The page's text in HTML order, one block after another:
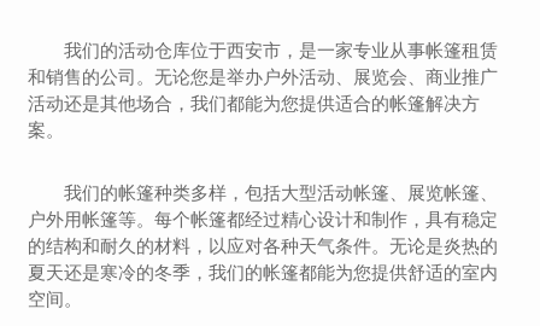
我们的活动仓库位于西安市，是一家专业从事帐篷租赁
和销售的公司。无论您是举办户外活动、展览会、商业推广
活动还是其他场合，我们都能为您提供适合的帐篷解决方
案。
我们的帐篷种类多样，包括大型活动帐篷、展览帐篷、
户外用帐篷等。每个帐篷都经过精心设计和制作，具有稳定
的结构和耐久的材料，以应对各种天气条件。无论是炎热的
夏天还是寒冷的冬季，我们的帐篷都能为您提供舒适的室内
空间。